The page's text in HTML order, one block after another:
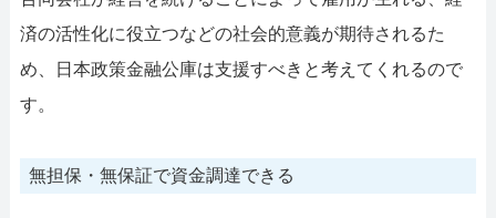
済の活性化に役立つなどの社会的意義が期待されるた
め、日本政策金融公庫は支援すべきと考えてくれるので
す。
無担保・無保証で資金調達できる